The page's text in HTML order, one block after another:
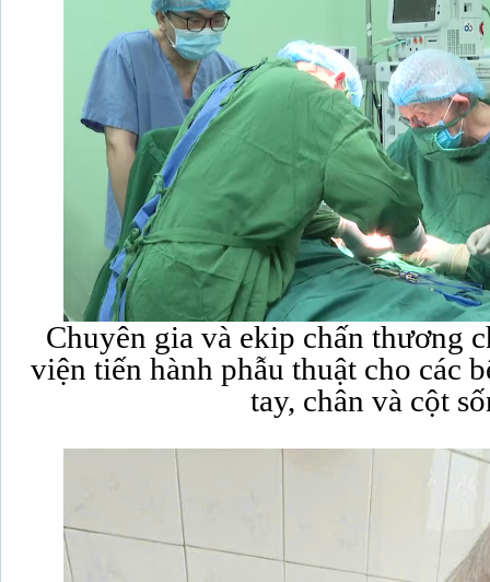
Chuyên gia và ekip chấn thương
viện tiến hành phẫu thuật cho các
tay, chân và cột